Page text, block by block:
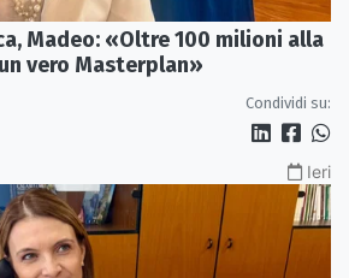
Madeo: «Oltre 100 milioni alla
vero Masterplan»
Condividi su:
Ieri